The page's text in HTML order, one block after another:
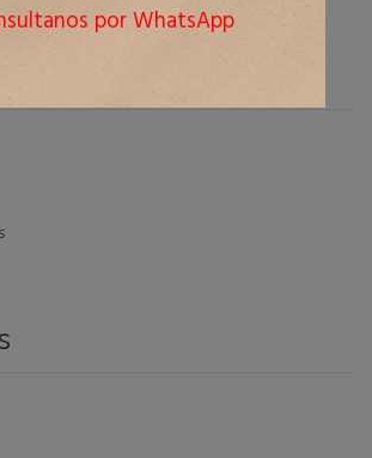
por WhatsApp